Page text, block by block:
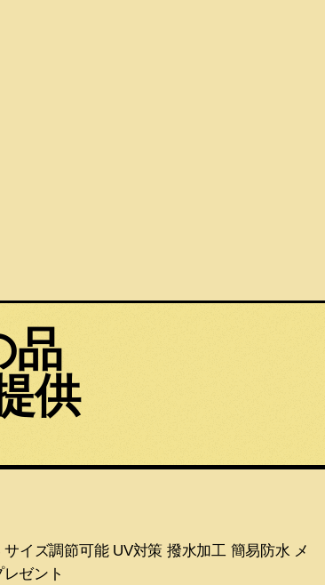
品
供
イズ調節可能 UV対策 撥水加工 簡易防水 メ
ゼント